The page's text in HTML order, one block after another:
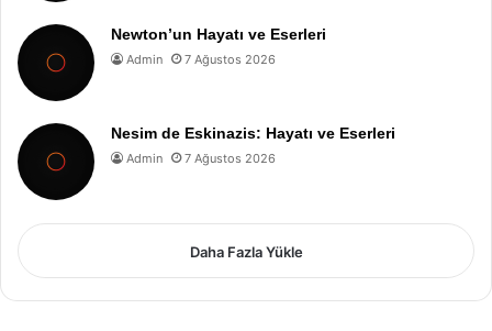
Newton’un Hayatı ve Eserleri
Admin 7 Ağustos 2026
Nesim de Eskinazis: Hayatı ve Eserleri
Admin 7 Ağustos 2026
Daha Fazla Yükle